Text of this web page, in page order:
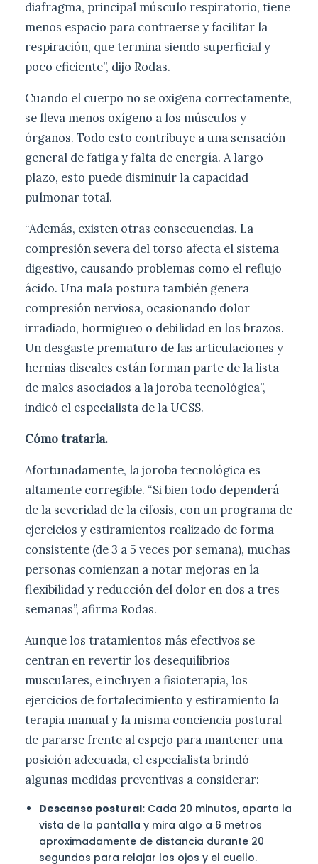
diafragma, principal músculo respiratorio, tiene
menos espacio para contraerse y facilitar la
respiración, que termina siendo superficial y
poco eficiente”, dijo Rodas.
Cuando el cuerpo no se oxigena correctamente,
se lleva menos oxígeno a los músculos y
órganos. Todo esto contribuye a una sensación
general de fatiga y falta de energía. A largo
plazo, esto puede disminuir la capacidad
pulmonar total.
“Además, existen otras consecuencias. La
compresión severa del torso afecta el sistema
digestivo, causando problemas como el reflujo
ácido. Una mala postura también genera
compresión nerviosa, ocasionando dolor
irradiado, hormigueo o debilidad en los brazos.
Un desgaste prematuro de las articulaciones y
hernias discales están forman parte de la lista
de males asociados a la joroba tecnológica”,
indicó el especialista de la UCSS.
Cómo tratarla.
Afortunadamente, la joroba tecnológica es
altamente corregible. “Si bien todo dependerá
de la severidad de la cifosis, con un programa de
ejercicios y estiramientos realizado de forma
consistente (de 3 a 5 veces por semana), muchas
personas comienzan a notar mejoras en la
flexibilidad y reducción del dolor en dos a tres
semanas”, afirma Rodas.
Aunque los tratamientos más efectivos se
centran en revertir los desequilibrios
musculares, e incluyen a fisioterapia, los
ejercicios de fortalecimiento y estiramiento la
terapia manual y la misma conciencia postural
de pararse frente al espejo para mantener una
posición adecuada, el especialista brindó
algunas medidas preventivas a considerar:
Descanso postural: Cada 20 minutos, aparta la
vista de la pantalla y mira algo a 6 metros
aproximadamente de distancia durante 20
segundos para relajar los ojos y el cuello.